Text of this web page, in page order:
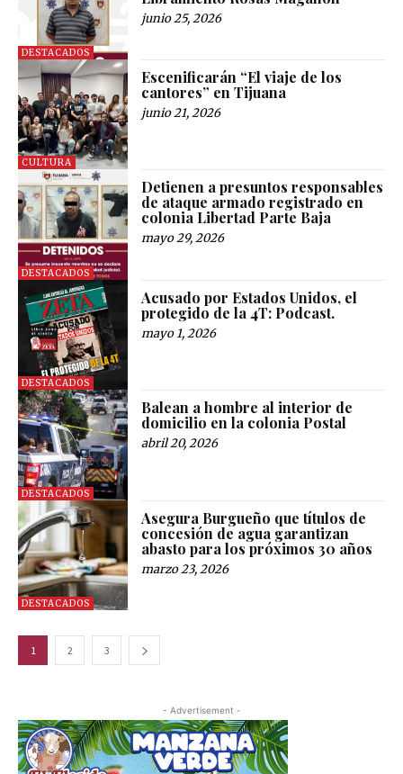
DESTACADOS
junio 25, 2026
CULTURA
Escenificarán “El viaje de los
cantores” en Tijuana
junio 21, 2026
DESTACADOS
Detienen a presuntos responsables
de ataque armado registrado en
colonia Libertad Parte Baja
mayo 29, 2026
DESTACADOS
Acusado por Estados Unidos, el
protegido de la 4T: Podcast.
mayo 1, 2026
DESTACADOS
Balean a hombre al interior de
domicilio en la colonia Postal
abril 20, 2026
DESTACADOS
Asegura Burgueño que títulos de
concesión de agua garantizan
abasto para los próximos 30 años
marzo 23, 2026
1 2 3
- Advertisement -